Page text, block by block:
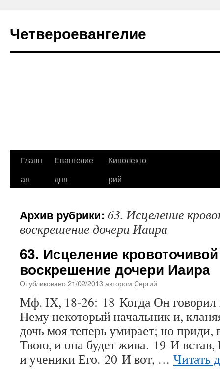
Четвероевангелие
Перейти
Главн
ая
Евангелие
дня
Кинолекто
рий
Архив рубрики: 63. Исцеление
воскрешение дочери Иаира
63. Исцеление
воскрешение дочери Иаира
Опубликовано 21/02/2013 автором Сергий
Мф. IX, 18-26: 18 Когда Он говорил
Нему некоторый начальник и,
дочь моя теперь умирает; но приди,
Твою, и она будет жива. 19 И
и ученики Его. 20 И вот, … Читать